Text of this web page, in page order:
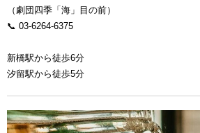
（劇団四季「海」目の前）
📞 03-6264-6375
新橋駅から徒歩6分
汐留駅から徒歩5分